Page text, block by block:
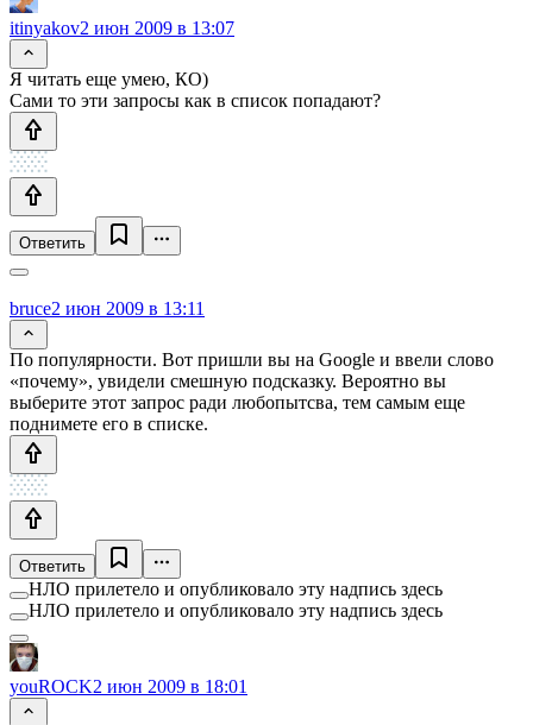
itinyakov2 июн 2009 в 13:07
Я читать еще умею, КО)
Сами то эти запросы как в список попадают?
Ответить
bruce2 июн 2009 в 13:11
По популярности. Вот пришли вы на Google и ввели слово
«почему», увидели смешную подсказку. Вероятно вы
выберите этот запрос ради любопытсва, тем самым еще
поднимете его в списке.
Ответить
НЛО прилетело и опубликовало эту надпись здесь
НЛО прилетело и опубликовало эту надпись здесь
youROCK2 июн 2009 в 18:01